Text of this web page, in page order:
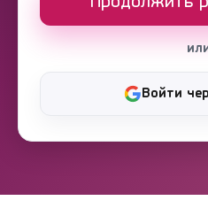
Войти